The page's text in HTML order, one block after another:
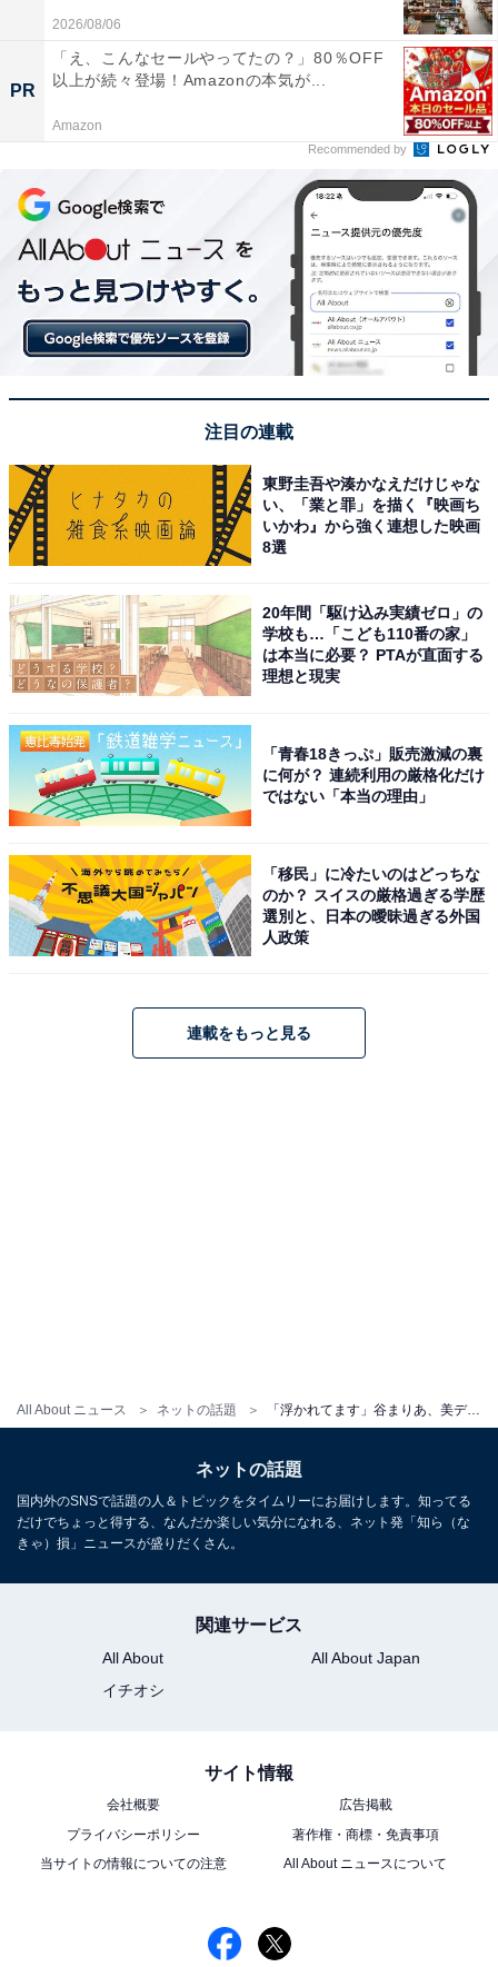
All About ニュース ネットの話題 「浮かれてます」谷まりあ、美デコルテあらわな露出多めショットにファンもん絶！ 「谷間隠さないで」
2026/08/06
PR
「え、こんなセールやってたの？」80％OFF
以上が続々登場！Amazonの本気が...
Amazon
Recommended by
注目の連載
東野圭吾や湊かなえだけじゃな
い、「業と罪」を描く『映画ち
いかわ』から強く連想した映画
8選
20年間「駆け込み実績ゼロ」の
学校も…「こども110番の家」
は本当に必要？ PTAが直面する
理想と現実
「青春18きっぷ」販売激減の裏
に何が？ 連続利用の厳格化だけ
ではない「本当の理由」
「移民」に冷たいのはどっちな
のか？ スイスの厳格過ぎる学歴
選別と、日本の曖昧過ぎる外国
人政策
連載をもっと見る
ネットの話題
国内外のSNSで話題の人＆トピックをタイムリーにお届けします。知ってる
だけでちょっと得する、なんだか楽しい気分になれる、ネット発「知ら（な
きゃ）損」ニュースが盛りだくさん。
関連サービス
All About
All About Japan
イチオシ
サイト情報
会社概要
広告掲載
プライバシーポリシー
著作権・商標・免責事項
当サイトの情報についての注意
All About ニュースについて